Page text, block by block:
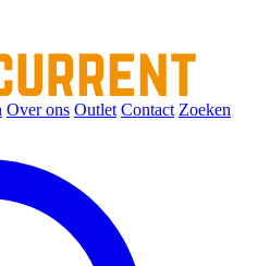
Over ons Outlet Contact Zoeken